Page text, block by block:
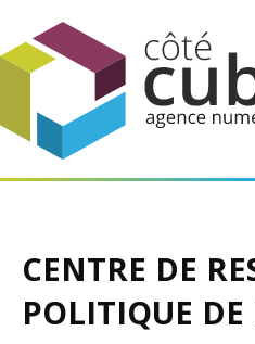
CENTRE DE
POLITIQUE